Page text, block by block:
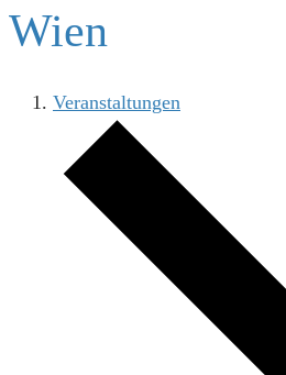
Wien
Veranstaltungen